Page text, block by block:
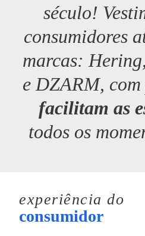
século!
consumidores
marcas:
e DZARM,
facilitam as
todos os
experiência do
consumidor